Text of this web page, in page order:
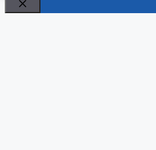
Schließen